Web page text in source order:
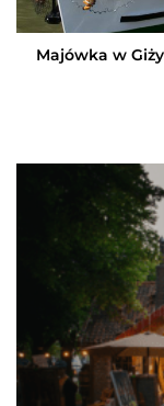
Majówka w